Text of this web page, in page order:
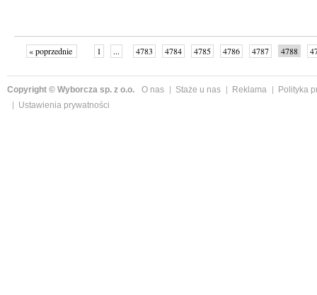
« poprzednie 1 ... 4783 4784 4785 4786 4787 4788
Copyright © Wyborcza sp. z o.o. O nas Staże u nas Reklama
Polityka
Ustawienia prywatności